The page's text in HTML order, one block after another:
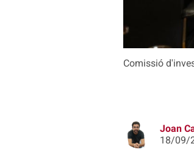
Comissió
Joan
18/09/